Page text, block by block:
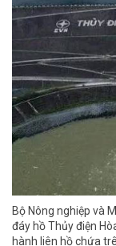
Bộ Nông nghiệp và
đáy hồ Thủy điện
hành liên hồ chứa